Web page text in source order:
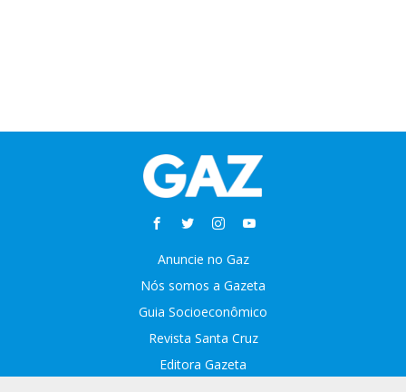
Anuncie no Gaz
Nós somos a Gazeta
Guia Socioeconômico
Revista Santa Cruz
Editora Gazeta